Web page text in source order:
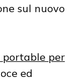
sul nuovo
portable per
ed